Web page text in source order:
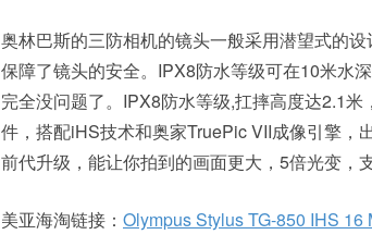
奥林巴斯的三防相机的镜头一般采用潜望式的
保障了镜头的安全。IPX8防水等级可在10米水
完全没问题了。IPX8防水等级,扛摔高度达2.1
件，搭配iHS技术和奥家TruePic VII成像引擎，
前代升级，能让你拍到的画面更大，5倍光变，
美亚海淘链接： Olympus Stylus TG-850 IHS